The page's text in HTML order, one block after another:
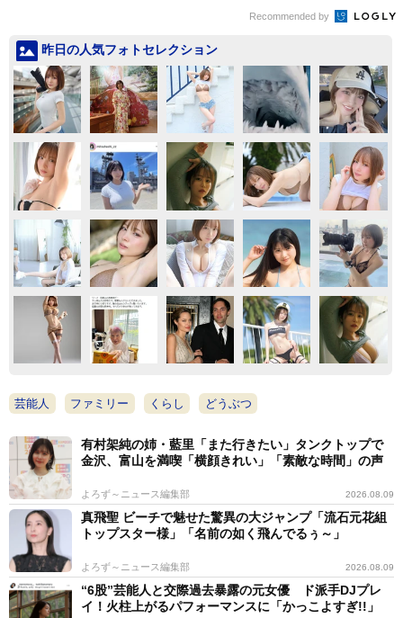
Recommended by
昨日の人気フォトセレクション
芸能人 ファミリー くらし どうぶつ
有村架純の姉・藍里「また行きたい」タンクトップで
金沢、富山を満喫「横顔きれい」「素敵な時間」の声
よろず～ニュース編集部 2026.08.09
真飛聖 ビーチで魅せた驚異の大ジャンプ「流石元花組
トップスター様」「名前の如く飛んでるぅ～」
よろず～ニュース編集部 2026.08.09
“6股”芸能人と交際過去暴露の元女優 ド派手DJプレ
イ！火柱上がるパフォーマンスに「かっこよすぎ!!」